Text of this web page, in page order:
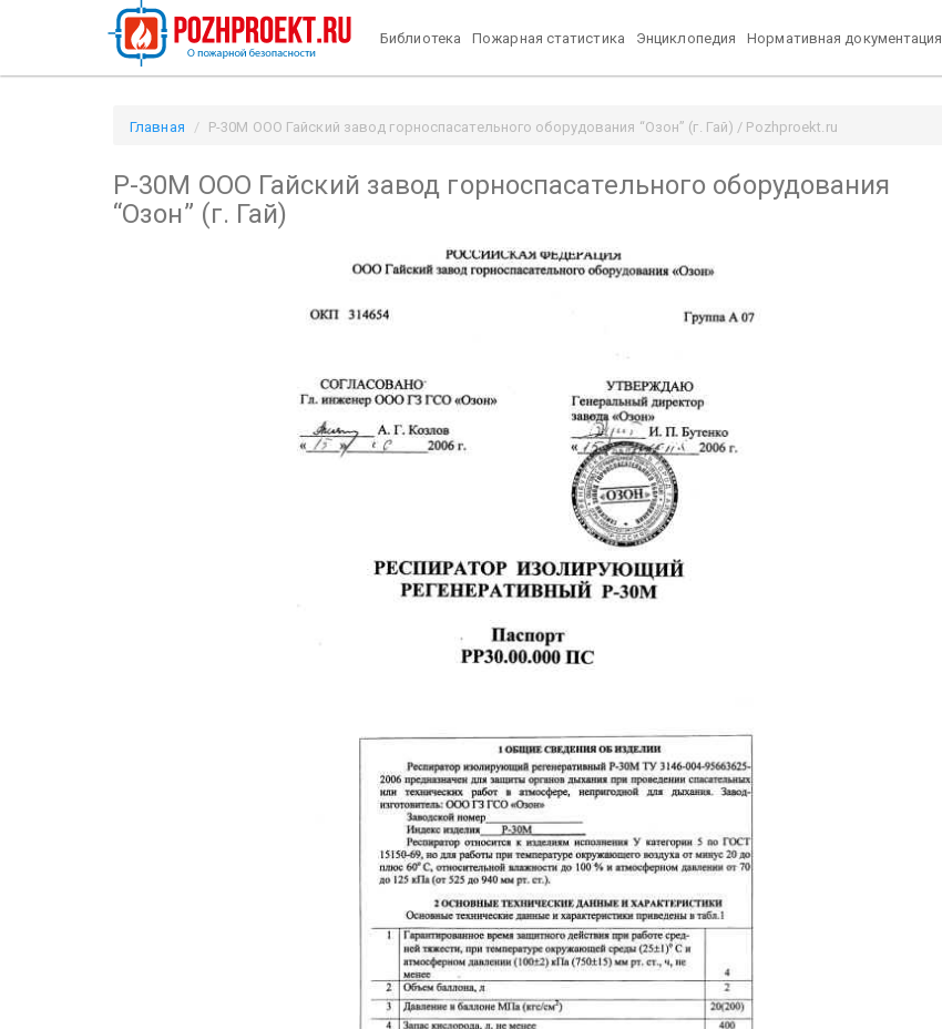
Библиотека Пожарная статистика Энциклопедия Нормативная документация
Главная Р-30М ООО Гайский завод горноспасательного оборудования “Озон” (г. Гай) / Pozhproekt.ru
Р-30М ООО Гайский завод горноспасательного оборудования
“Озон” (г. Гай)